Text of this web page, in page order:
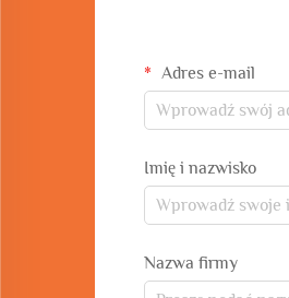
Adres e-mail
Imię i nazwisko
Nazwa firmy